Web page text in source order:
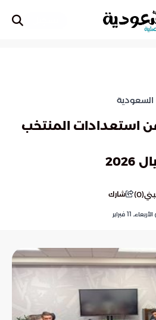
السعودية
استعدادات المنتخب
(
0
) شارك
الأربعاء, 11 فبراير